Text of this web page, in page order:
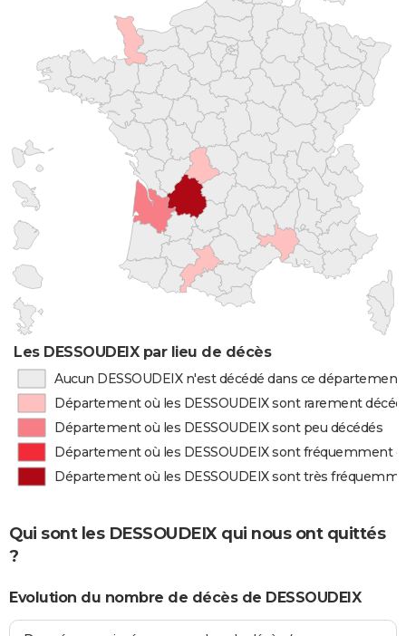
Les DESSOUDEIX par lieu de décès
Aucun DESSOUDEIX n'est décédé dans ce département
Département où les DESSOUDEIX sont rarement
Département où les DESSOUDEIX sont peu décédés
Département où les DESSOUDEIX sont fréquemment
Département où les DESSOUDEIX sont très
Qui sont les DESSOUDEIX qui nous ont quittés
?
Evolution du nombre de décès de DESSOUDEIX